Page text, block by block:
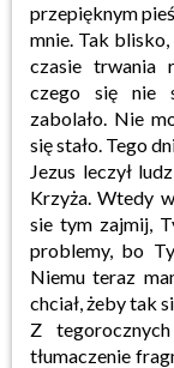
przepięknym
mnie. Tak blisko,
czasie trwania
czego się nie
zabolało. Nie
się stało. Tego
Jezus leczył
Krzyża. Wtedy
sie tym zajmij,
problemy, bo
Niemu teraz
chciał, żeby tak
Z
tłumaczenie